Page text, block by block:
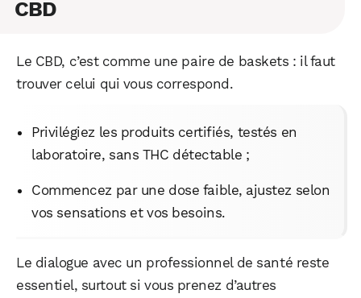
CBD
Le CBD, c’est comme une paire de baskets : il faut
trouver celui qui vous correspond.
Privilégiez les produits certifiés, testés en
laboratoire, sans THC détectable ;
Commencez par une dose faible, ajustez selon
vos sensations et vos besoins.
Le dialogue avec un professionnel de santé reste
essentiel, surtout si vous prenez d’autres